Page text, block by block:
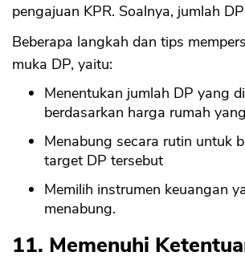
pengajuan KPR. Soalnya, jumlah
Beberapa langkah dan tips
muka DP, yaitu:
Menentukan jumlah DP yang
berdasarkan harga rumah
Menabung secara rutin untuk
target DP tersebut
Memilih instrumen keuangan
menabung.
11. Memenuhi